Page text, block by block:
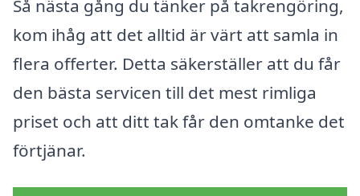
Så nästa gång du tänker på takrengöring,
kom ihåg att det alltid är värt att samla in
flera offerter. Detta säkerställer att du får
den bästa servicen till det mest rimliga
priset och att ditt tak får den omtanke det
förtjänar.